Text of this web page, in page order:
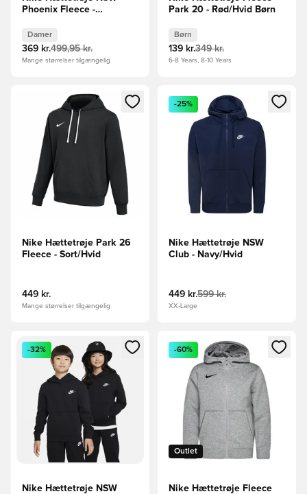
Phoenix Fleece -
Damer
369 kr.499,95 kr.
Mange størrelser tilgængelig
Park 20 - Rød/Hvid Børn
Børn
139 kr.349 kr.
6-8 Years, 8-10 Years
Åbner en Modal til at logge ind eller tilmelde dig som
Nike Hættetrøje Park 26
Fleece - Sort/Hvid
449 kr.
Mange størrelser tilgængelig
Åbner en Modal til at logge
-25%
Nike Hættetrøje NSW
Club - Navy/Hvid
449 kr.599 kr.
XX-Large
Åbner en Modal til at logge ind eller tilmelde dig som
-32%
Nike Hættetrøje NSW
Åbner en Modal til at logge
Outlet
-60%
Nike Hættetrøje Fleece